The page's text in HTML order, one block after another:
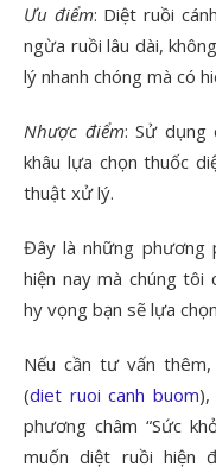
Ưu điểm: Diệt ruồi
ngừa ruồi lâu dài,
lý nhanh chóng mà có
Nhược điểm: Sử dụng
khâu lựa chọn thuốc
thuật xử lý.
Đây là những phương
hiện nay mà chúng tôi
hy vọng bạn sẽ lựa
Nếu cần tư vấn thêm,
(diet ruoi canh buom),
phương châm “Sức
muốn diệt ruồi hiện